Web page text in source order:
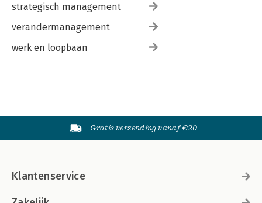
strategisch management
verandermanagement
werk en loopbaan
Gratis verzending vanaf €20
Klantenservice